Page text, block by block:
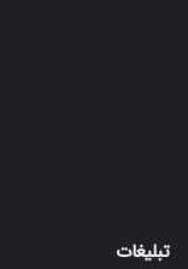
تبلیغات